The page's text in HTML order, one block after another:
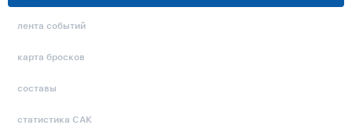
лента событий
карта бросков
составы
статистика САК